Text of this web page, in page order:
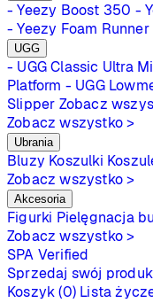
- Yeezy Boost 350 -
- Yeezy Foam Runner
UGG
- UGG Classic Ultra
Platform - UGG
Slipper Zobacz
Zobacz wszystko >
Ubrania
Bluzy Koszulki
Zobacz wszystko >
Akcesoria
Figurki Pielęgnacja
Zobacz wszystko >
SPA Verified
Sprzedaj swój
Koszyk (0) Lista